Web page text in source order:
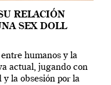
RELACIÓN
SEX DOLL
humanos y la
actual, jugando con
y la obsesión por la